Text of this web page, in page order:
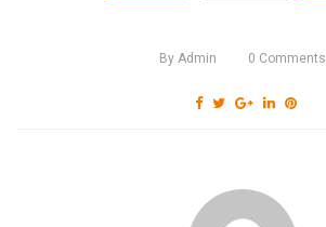
By Admin 0 Comments